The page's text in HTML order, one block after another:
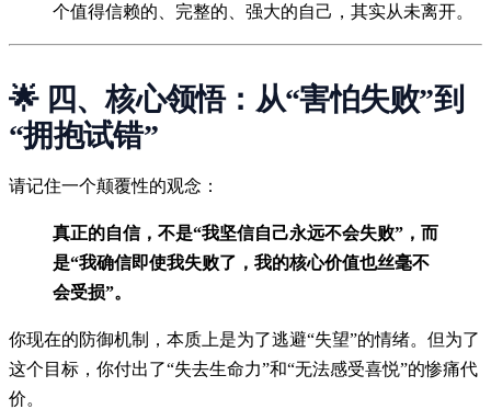
个值得信赖的、完整的、强大的自己，其实从未离开。
🌟 四、核心领悟：从“害怕失败”到
“拥抱试错”
请记住一个颠覆性的观念：
真正的自信，不是“我坚信自己永远不会失败”，而
是“我确信即使我失败了，我的核心价值也丝毫不
会受损”。
你现在的防御机制，本质上是为了逃避“失望”的情绪。但为了
这个目标，你付出了“失去生命力”和“无法感受喜悦”的惨痛代
价。